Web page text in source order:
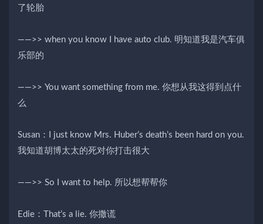
了轮胎
——>> when you know I have auto club. 明知道我是汽车俱
乐部的
——>> You want something from me. 你想从我这得到点什
么
Susan：I just know Mrs. Huber’s death’s been hard on you.
我知道胡博太太的死对你打击很大
——>> So I want to help. 所以想帮帮你
Edie：That’s a lie. 你撒谎